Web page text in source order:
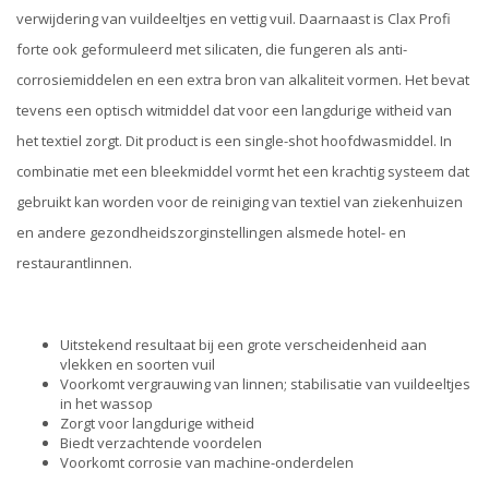
verwijdering van vuildeeltjes en vettig vuil. Daarnaast is Clax Profi
forte ook geformuleerd met silicaten, die fungeren als anti-
corrosiemiddelen en een extra bron van alkaliteit vormen. Het bevat
tevens een optisch witmiddel dat voor een langdurige witheid van
het textiel zorgt. Dit product is een single-shot hoofdwasmiddel. In
combinatie met een bleekmiddel vormt het een krachtig systeem dat
gebruikt kan worden voor de reiniging van textiel van ziekenhuizen
en andere gezondheidszorginstellingen alsmede hotel- en
restaurantlinnen.
Uitstekend resultaat bij een grote verscheidenheid aan
vlekken en soorten vuil
Voorkomt vergrauwing van linnen; stabilisatie van vuildeeltjes
in het wassop
Zorgt voor langdurige witheid
Biedt verzachtende voordelen
Voorkomt corrosie van machine-onderdelen